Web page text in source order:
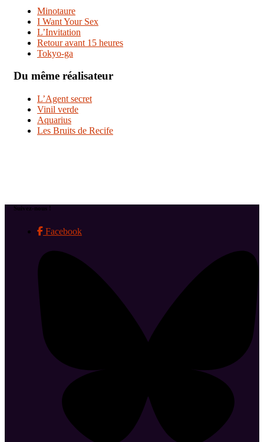
Minotaure
I Want Your Sex
L’Invitation
Retour avant 15 heures
Tokyo-ga
Du même réalisateur
L’Agent secret
Vinil verde
Aquarius
Les Bruits de Recife
Suivez-nous !
Facebook